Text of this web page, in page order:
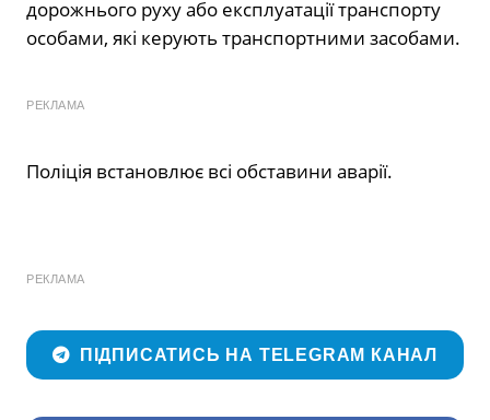
дорожнього руху або експлуатації транспорту
особами, які керують транспортними засобами.
РЕКЛАМА
Поліція встановлює всі обставини аварії.
РЕКЛАМА
ПІДПИСАТИСЬ НА TELEGRAM КАНАЛ